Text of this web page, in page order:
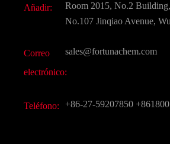
Sabores y fragancias
CAS químico
Todos los productos químicos finos
Preguntas frecuentes (FAQ)
Añadir:
Room 2015, No.2
No.107 Jinqiao Avenue,
Correo
electrónico:
sales@fortunachem.com
Teléfono: +86-27-59207850